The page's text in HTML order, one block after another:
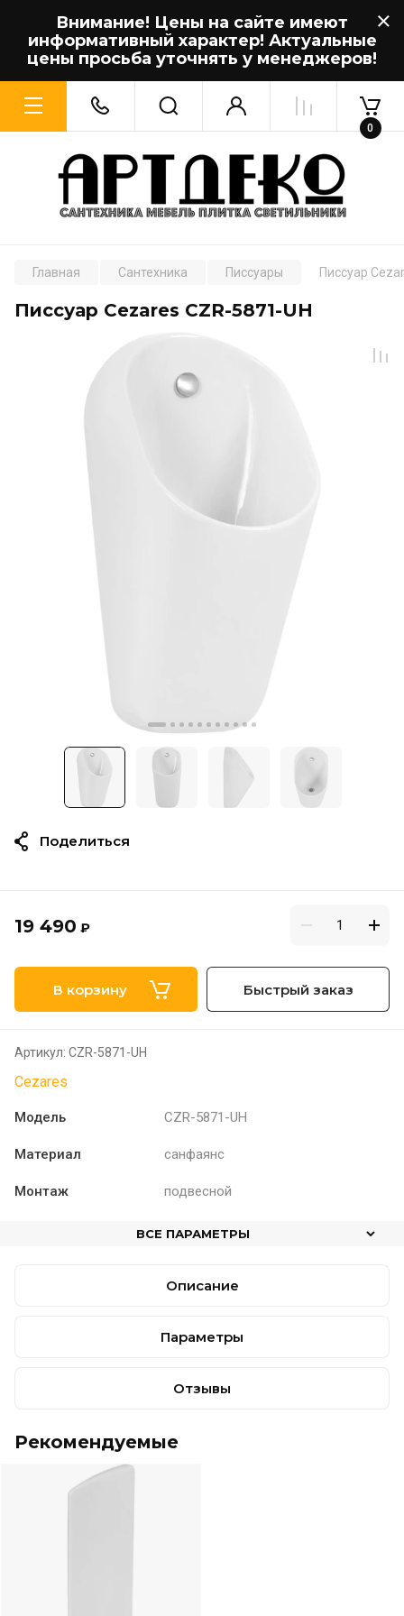
Внимание! Цены на сайте имеют
информативный характер! Актуальные
цены просьба уточнять у менеджеров!
0
Главная Сантехника Писсуары Писсуар
Писсуар Cezares CZR-5871-UH
19 490 ₽
В корзину Быстрый заказ
Артикул: CZR-5871-UH
Cezares
Модель CZR-5871-UH
Материал санфаянс
Монтаж подвесной
ВСЕ ПАРАМЕТРЫ
Поделиться
Описание
Параметры
Отзывы
Рекомендуемые